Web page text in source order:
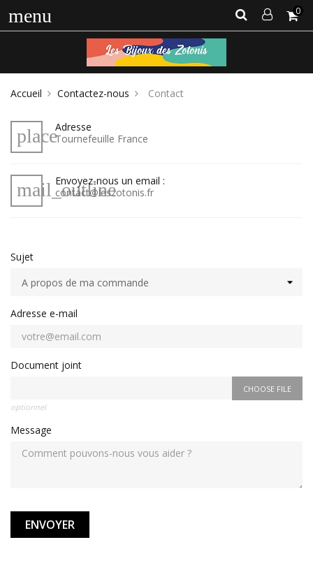
menu 0
Accueil Contactez-nous Contact
placeAdresse
Tournefeuille France
mail_outline
Envoyez-nous un email :
contact@leszotonis.fr
Sujet
Adresse e-mail
Document joint
CHOOSE FILE
optionnel
Message